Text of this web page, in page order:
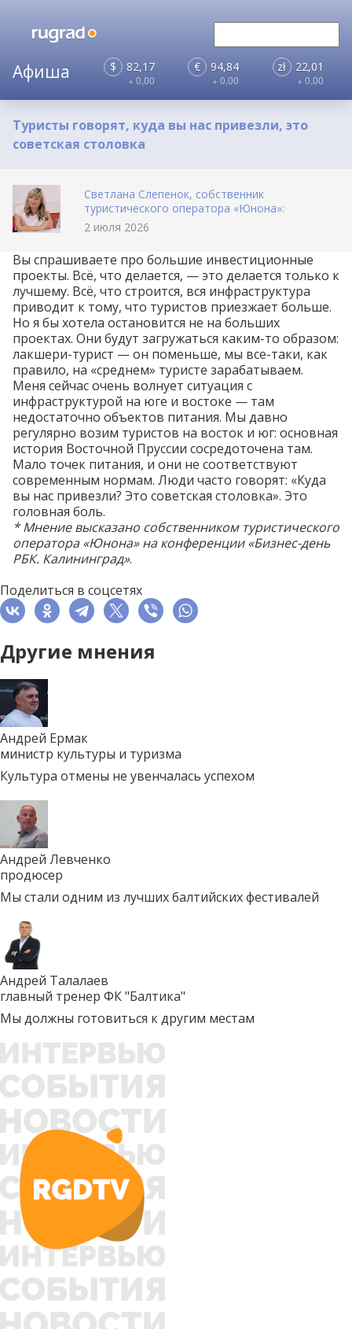
$ 82,17
+ 0,00
€ 94,84
+ 0,00
zł 22,01
+ 0,00
Туристы говорят, куда вы нас привезли, это
советская столовка
Светлана Слепенок, собственник
туристического оператора «Юнона»:
2 июля 2026
Вы спрашиваете про большие инвестиционные
проекты. Всё, что делается, — это делается только к
лучшему. Всё, что строится, вся инфраструктура
приводит к тому, что туристов приезжает больше.
Но я бы хотела остановится не на больших
проектах. Они будут загружаться каким-то образом:
лакшери-турист — он поменьше, мы все-таки, как
правило, на «среднем» туристе зарабатываем.
Меня сейчас очень волнует ситуация с
инфраструктурой на юге и востоке — там
недостаточно объектов питания. Мы давно
регулярно возим туристов на восток и юг: основная
история Восточной Пруссии сосредоточена там.
Мало точек питания, и они не соответствуют
современным нормам. Люди часто говорят: «Куда
вы нас привезли? Это советская столовка». Это
головная боль.
* Мнение высказано собственником туристического
оператора «Юнона» на конференции«Бизнес-день
РБК. Калининград».
Поделиться в соцсетях
Другие мнения
Андрей Ермак
министр культуры и туризма
Культура отмены не увенчалась успехом
Андрей Левченко
продюсер
Мы стали одним из лучших балтийских фестивалей
Андрей Талалаев
главный тренер ФК "Балтика"
Мы должны готовиться к другим местам